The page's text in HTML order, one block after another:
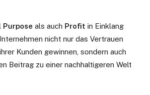
Purpose als auch Profit in Einklang
nicht nur das Vertrauen
Kunden gewinnen, sondern auch
Beitrag zu einer nachhaltigeren Welt